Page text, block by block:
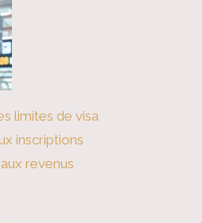
limites de visa
inscriptions
revenus